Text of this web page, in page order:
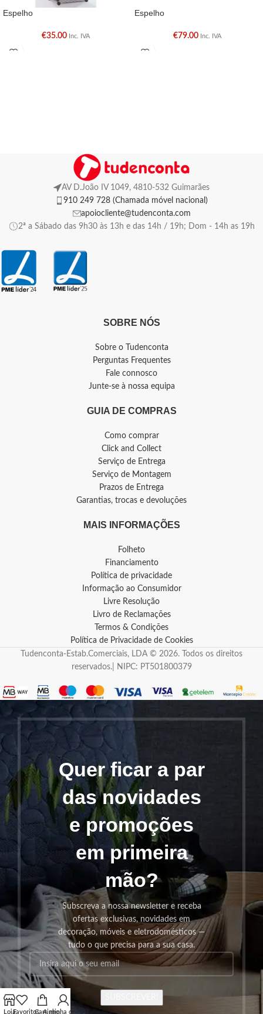
Espelho
€35.00 Inc. IVA
Espelho
€79.00 Inc. IVA
AV D.João IV 1049, 4810-532 Guimarães
910 249 728 (Chamada móvel nacional)
apoiocliente@tudenconta.com
2ª a Sábado das 9h30 às 13h e das 14h / 19h; Dom - 14h as 19h
SOBRE NÓS
Sobre o Tudenconta
Perguntas Frequentes
Fale connosco
Junte-se à nossa equipa
GUIA DE COMPRAS
Como comprar
Click and Collect
Serviço de Entrega
Serviço de Montagem
Prazos de Entrega
Garantias, trocas e devoluções
MAIS INFORMAÇÕES
Folheto
Financiamento
Política de privacidade
Informação ao Consumidor
Livre Resolução
Livro de Reclamações
Termos & Condições
Política de Privacidade de Cookies
Tudenconta-Estab.Comerciais, LDA © 2026. Todos os direitos
reservados.| NIPC: PT501800379
Quer ficar a par
das novidades
e promoções
em primeira
mão?
Subscreva a nossa newsletter e receba
ofertas exclusivas, novidades em
decoração, móveis e eletrodomésticos —
tudo o que precisa para a sua casa.
LojaFavoritosCarrinho
A minha conta